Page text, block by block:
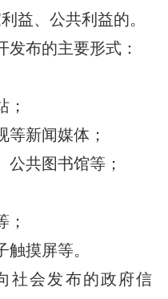
益、公共利益的。
布的主要形式：
新闻媒体；
共图书馆等；
摸屏等。
会发布的政府信